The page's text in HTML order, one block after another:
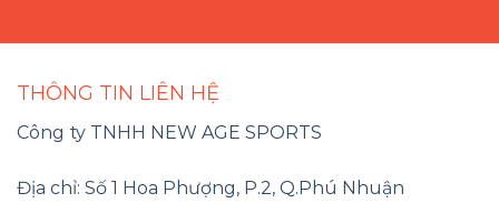
THÔNG TIN LIÊN HỆ
Công ty TNHH NEW AGE SPORTS
Địa chỉ: Số 1 Hoa Phượng, P.2, Q.Phú Nhuận